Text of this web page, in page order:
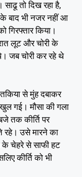
तो दिख रहा है,
बाद भी नजर नहीं आ
किया।
रात लूट और चोरी के
जब चोरी कर रहे थे
से मुंह दबाकर
गई। मौसा की गला
तक कीर्ति पर
रहे। उसे मारने का
के चेहरे से साफी हट
कीर्ति को भी